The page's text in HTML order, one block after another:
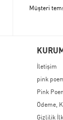
Müşteri
İletişim
pink
Pink
Ödeme,
Gizlilik